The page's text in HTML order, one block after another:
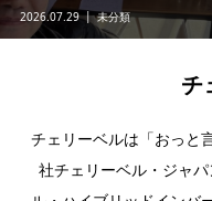
2026.07.29 未分類
チ
チェリーベルは「おっと
社チェリーベル・ジャ